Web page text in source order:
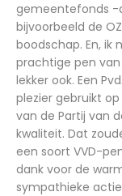
gemeentefonds -
bijvoorbeeld de
boodschap. En, ik
prachtige pen
lekker ook. Een
plezier gebruikt
van de Partij van
kwaliteit. Dat
een soort VVD-
dank voor de
sympathieke